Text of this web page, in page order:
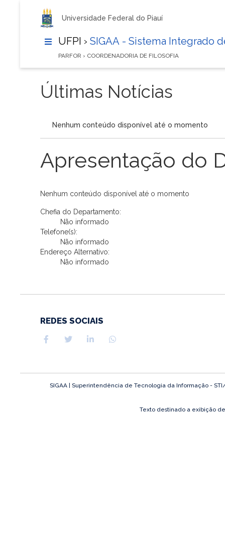
Universidade Federal do Piauí
UFPI › SIGAA - Sistema Integrado
PARFOR › COORDENADORIA DE FILOSOFIA
Últimas Notícias
Nenhum conteúdo disponível até o momento
Apresentação do
Nenhum conteúdo disponível até o momento
Chefia do Departamento:
Não informado
Telefone(s):
Não informado
Endereço Alternativo:
Não informado
REDES SOCIAIS
SIGAA | Superintendência de Tecnologia da Informação -
Texto destinado a exibição